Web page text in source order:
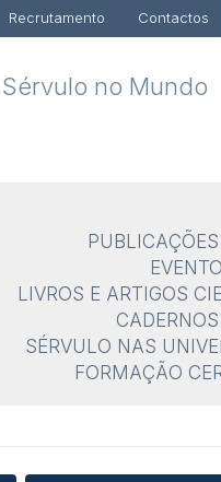
Recrutamento Contactos
Sérvulo no Mundo
LIVROS E ARTIGOS
SÉRVULO NAS
FORMAÇÃO